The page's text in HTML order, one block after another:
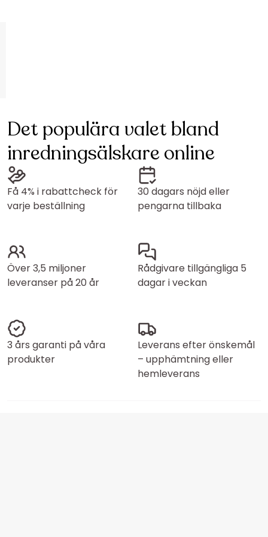
Det populära valet bland
inredningsälskare online
Få 4% i rabattcheck för
varje beställning
30 dagars nöjd eller
pengarna tillbaka
Över 3,5 miljoner
leveranser på 20 år
Rådgivare tillgängliga 5
dagar i veckan
3 års garanti på våra
produkter
Leverans efter önskemål
– upphämtning eller
hemleverans